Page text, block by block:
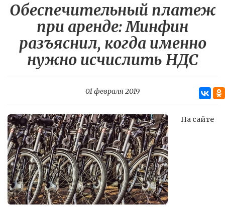
Обеспечительный платеж
при аренде: Минфин
разъяснил, когда именно
нужно исчислить НДС
01 февраля 2019
На сайте